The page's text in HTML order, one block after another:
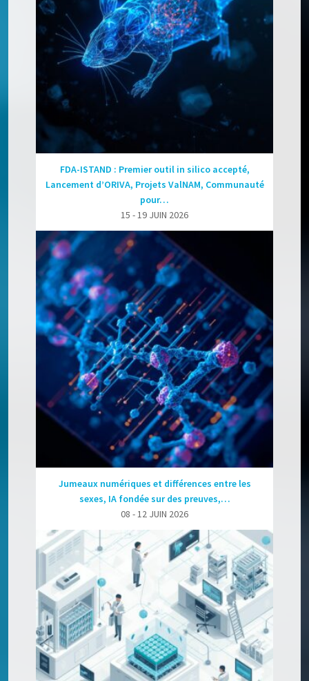
FDA-ISTAND : Premier outil in silico accepté,
Lancement d’ORIVA, Projets ValNAM, Communauté
pour…
15 - 19 JUIN 2026
Jumeaux numériques et différences entre les
sexes, IA fondée sur des preuves,…
08 - 12 JUIN 2026